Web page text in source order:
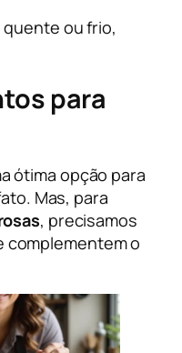
ou frio,
para
ótima opção para
Mas, para
, precisamos
complementem o